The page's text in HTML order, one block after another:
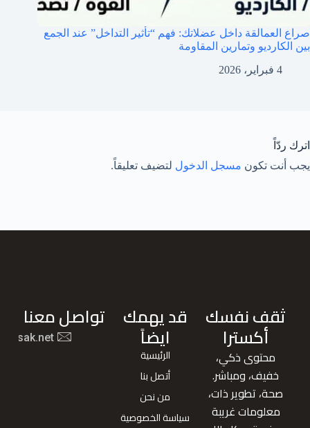
صراع العمالقة داخل عضلاتك: فهم “تأثير التداخل” عند الجمع
بين الكارديو وتمارين المقاومة
4 فبراير، 2026
اترك ردّاً
يجب أنت تكون مسجل الدخول لتضيف تعليقاً.
ثقف نفسك
أكسترا
محتوى ذكي،
خفيف، ومباشر.
صحة، تطوير ذات،
معلومات غريبة
قد يهمك
ايضاً
الرئيسية
أتصل بنا
من نحن
سياسة الخصوصية
تواصل معنا